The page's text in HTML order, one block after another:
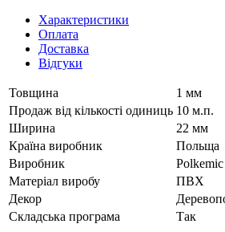
Характеристики
Оплата
Доставка
Відгуки
Товщина
1 мм
Продаж від кількості одиниць 10 м.п.
Ширина
22 мм
Країна виробник
Польща
Виробник
Polkemic
Матеріал виробу
ПВХ
Декор
Складська програма
Так